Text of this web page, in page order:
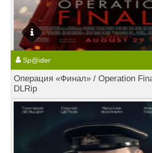
Sp@ider
Операция «Финал» / Operation
DLRip